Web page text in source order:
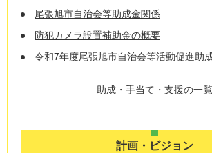
尾張旭市自治会等助成金関係
防犯カメラ設置補助金の概要
令和7年度尾張旭市自治会等活動促進助
助成・手当て・支援の一覧
計画・ビジョン